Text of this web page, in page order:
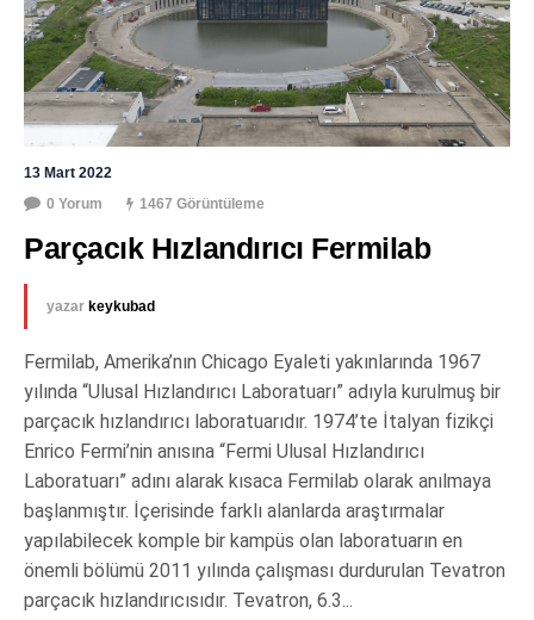
13 Mart 2022
0 Yorum
1467 Görüntüleme
Parçacık Hızlandırıcı Fermilab
yazar keykubad
Fermilab, Amerika’nın Chicago Eyaleti yakınlarında 1967
yılında “Ulusal Hızlandırıcı Laboratuarı” adıyla kurulmuş bir
parçacık hızlandırıcı laboratuarıdır. 1974’te İtalyan fizikçi
Enrico Fermi’nin anısına “Fermi Ulusal Hızlandırıcı
Laboratuarı” adını alarak kısaca Fermilab olarak anılmaya
başlanmıştır. İçerisinde farklı alanlarda araştırmalar
yapılabilecek komple bir kampüs olan laboratuarın en
önemli bölümü 2011 yılında çalışması durdurulan Tevatron
parçacık hızlandırıcısıdır. Tevatron, 6.3...